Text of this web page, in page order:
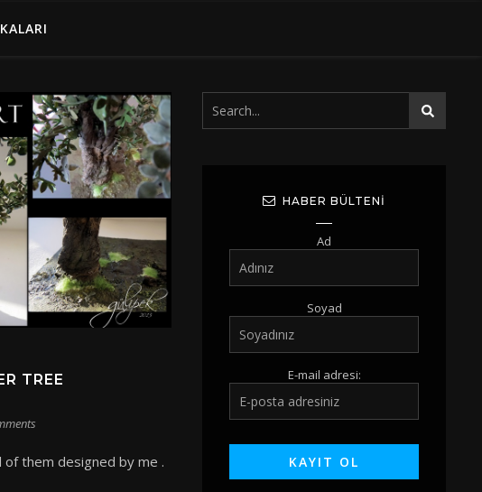
TREE
them designed by me .
HABER BÜLTENI
Ad
Soyad
E-mail adresi: